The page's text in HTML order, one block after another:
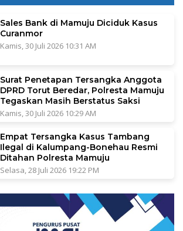
Sales Bank di Mamuju Diciduk Kasus
Curanmor
Kamis, 30 Juli 2026 10:31 AM
Surat Penetapan Tersangka Anggota
DPRD Torut Beredar, Polresta Mamuju
Tegaskan Masih Berstatus Saksi
Kamis, 30 Juli 2026 10:29 AM
Empat Tersangka Kasus Tambang
Ilegal di Kalumpang-Bonehau Resmi
Ditahan Polresta Mamuju
Selasa, 28 Juli 2026 19:22 PM